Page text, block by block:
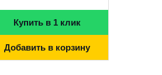
Купить в 1 клик
Добавить в корзину